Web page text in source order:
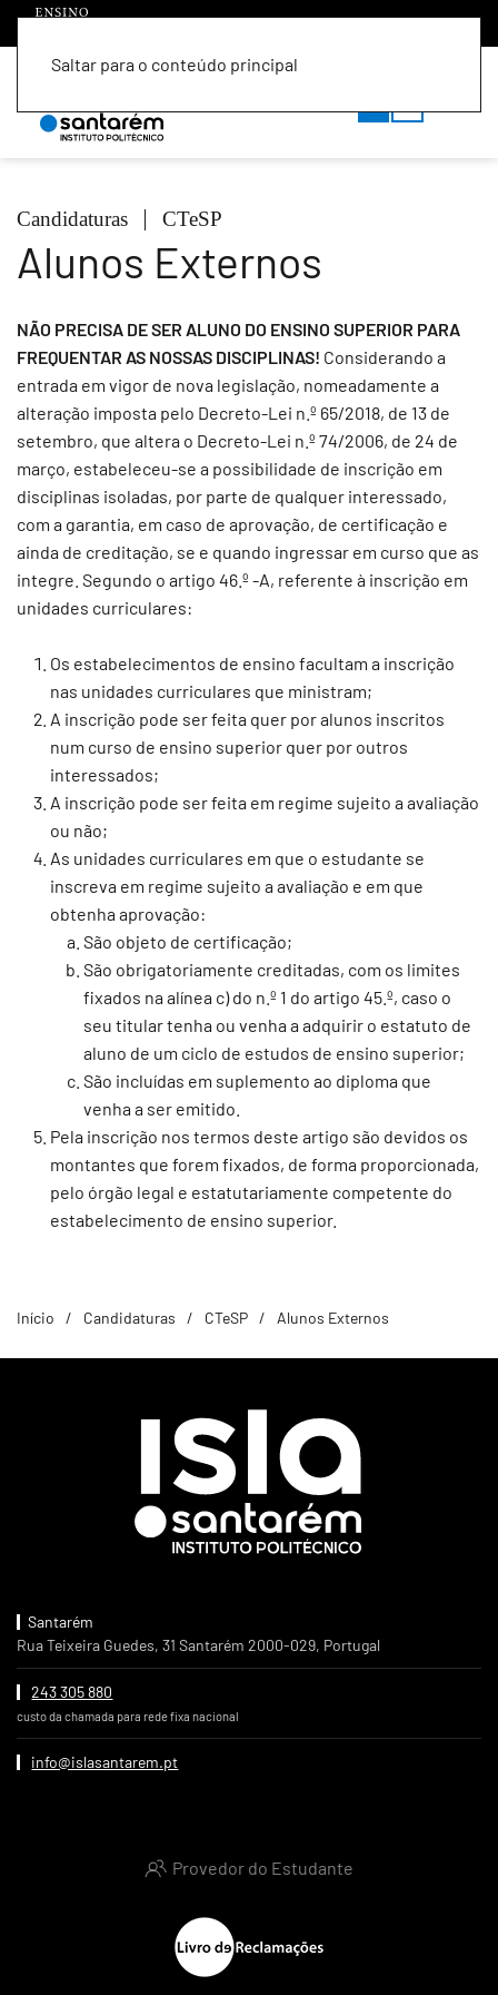
Saltar para o conteúdo principal
Candidaturas CTeSP
Alunos Externos
NÃO PRECISA DE SER ALUNO DO ENSINO SUPERIOR PARA
FREQUENTAR AS NOSSAS DISCIPLINAS! Considerando a
entrada em vigor de nova legislação, nomeadamente a
alteração imposta pelo Decreto-Lei n.º 65/2018, de 13 de
setembro, que altera o Decreto-Lei n.º 74/2006, de 24 de
março, estabeleceu-se a possibilidade de inscrição em
disciplinas isoladas, por parte de qualquer interessado,
com a garantia, em caso de aprovação, de certificação e
ainda de creditação, se e quando ingressar em curso que as
integre. Segundo o artigo 46.º -A, referente à inscrição em
unidades curriculares:
Os estabelecimentos de ensino facultam a inscrição
nas unidades curriculares que ministram;
A inscrição pode ser feita quer por alunos inscritos
num curso de ensino superior quer por outros
interessados;
A inscrição pode ser feita em regime sujeito a avaliação
ou não;
As unidades curriculares em que o estudante se
inscreva em regime sujeito a avaliação e em que
obtenha aprovação:
São objeto de certificação;
São obrigatoriamente creditadas, com os limites
fixados na alínea c) do n.º 1 do artigo 45.º, caso o
seu titular tenha ou venha a adquirir o estatuto de
aluno de um ciclo de estudos de ensino superior;
São incluídas em suplemento ao diploma que
venha a ser emitido.
Pela inscrição nos termos deste artigo são devidos os
montantes que forem fixados, de forma proporcionada,
pelo órgão legal e estatutariamente competente do
estabelecimento de ensino superior.
Início Candidaturas CTeSP Alunos Externos
Santarém
Rua Teixeira Guedes, 31 Santarém 2000-029, Portugal
243 305 880
custo da chamada para rede fixa nacional
info@islasantarem.pt
Provedor do Estudante